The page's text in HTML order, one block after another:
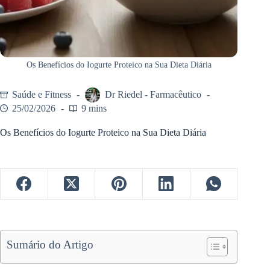
Os Benefícios do Iogurte Proteico na Sua Dieta Diária
Saúde e Fitness
Dr Riedel - Farmacêutico
25/02/2026
9 mins
Os Benefícios do Iogurte Proteico na Sua Dieta Diária
Sumário do Artigo